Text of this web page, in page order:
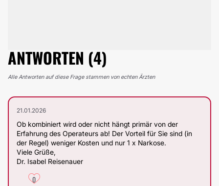
ANTWORTEN (4)
Alle Antworten auf diese Frage stammen von echten Ärzten
21.01.2026
Ob kombiniert wird oder nicht hängt primär von der
Erfahrung des Operateurs ab! Der Vorteil für Sie sind (in
der Regel) weniger Kosten und nur 1 x Narkose.
Viele Grüße,
Dr. Isabel Reisenauer
0